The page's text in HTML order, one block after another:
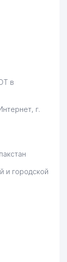
в
г.
и городской